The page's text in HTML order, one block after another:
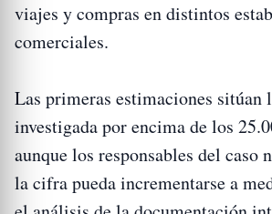
viajes y compras en distintos
comerciales.
Las primeras estimaciones sitúan
investigada por encima de los
aunque los responsables del caso
la cifra pueda incrementarse a